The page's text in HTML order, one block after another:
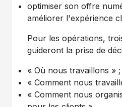
optimiser son offre
améliorer l'expérience
Pour les opérations,
guideront la prise de
« Où nous travaillons » ;
« Comment nous
« Comment nous